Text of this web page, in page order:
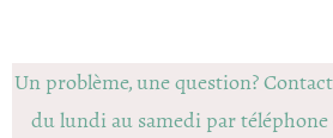
Un problème, une question?
du lundi au samedi par téléphone